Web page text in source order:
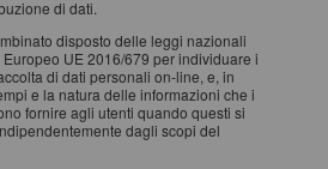
di dati.
disposto delle leggi nazionali
UE 2016/679 per individuare i
di dati personali on-line, e, in
e la natura delle informazioni che i
fornire agli utenti quando questi si
dagli scopi del